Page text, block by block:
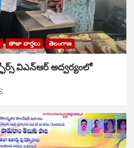
తాజా వార్తలు తెలంగాణ
విఎన్ఆర్ అద్వర్యంలో